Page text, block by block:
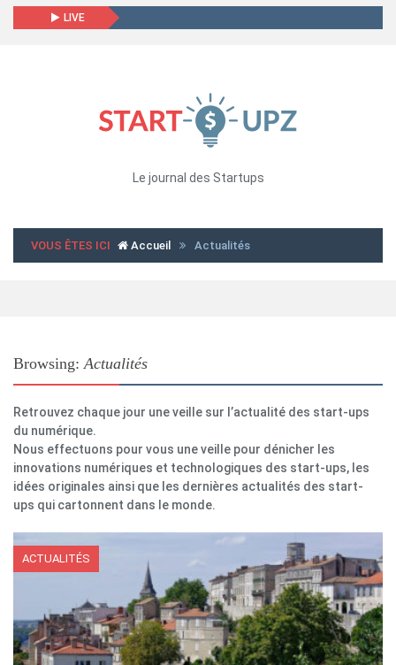
LIVE
Le journal des Startups
VOUS ÊTES ICI Accueil Actualités
Browsing:Actualités
Retrouvez chaque jour une veille sur l’actualité des start-ups
du numérique.
Nous effectuons pour vous une veille pour dénicher les
innovations numériques et technologiques des start-ups, les
idées originales ainsi que les dernières actualités des start-
ups qui cartonnent dans le monde.
ACTUALITÉS